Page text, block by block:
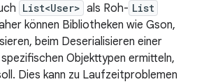
List<User> als Roh- List
können Bibliotheken wie Gson,
beim Deserialisieren einer
Objekttypen ermitteln,
Dies kann zu Laufzeitproblemen